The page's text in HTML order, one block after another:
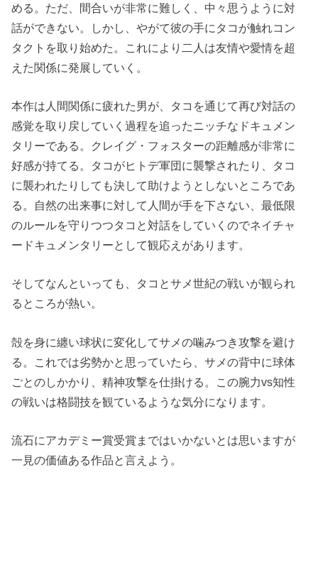
める。ただ、間合いが非常に難しく、中々思うように対
話ができない。しかし、やがて彼の手にタコが触れコン
タクトを取り始めた。これにより二人は友情や愛情を超
えた関係に発展していく。
本作は人間関係に疲れた男が、タコを通じて再び対話の
感覚を取り戻していく過程を追ったニッチなドキュメン
タリーである。クレイグ・フォスターの距離感が非常に
好感が持てる。タコがヒトデ軍団に襲撃されたり、タコ
に襲われたりしても決して助けようとしないところであ
る。自然の出来事に対して人間が手を下さない、最低限
のルールを守りつつタコと対話をしていくのでネイチャ
ードキュメンタリーとして観応えがあります。
そしてなんといっても、タコとサメ世紀の戦いが観られ
るところが熱い。
殻を身に纏い球状に変化してサメの噛みつき攻撃を避け
る。これでは劣勢かと思っていたら、サメの背中に球体
ごとのしかかり、精神攻撃を仕掛ける。この腕力vs知性
の戦いは格闘技を観ているような気分になります。
流石にアカデミー賞受賞まではいかないとは思いますが
一見の価値ある作品と言えよう。